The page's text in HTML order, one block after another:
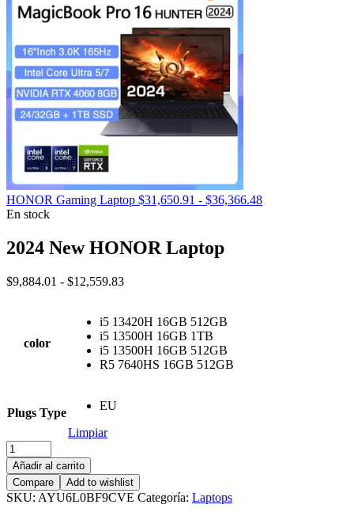
hasta
$9,105.41
HONOR Gaming Laptop $31,650.91 - $36,366.48Rango
En stock
2024 New HONOR Laptop
$9,884.01 - $12,559.83Rango
desde
$9,884.01
hasta
$12,559.83
color
i5 13420H 16GB 512GB
i5 13500H 16GB 1TB
i5 13500H 16GB 512GB
R5 7640HS 16GB 512GB
Plugs Type
EU
Limpiar
2024
New
HONOR
Laptop
cantidad
Añadir al carrito
Compare
Add to wishlist
SKU: AYU6L0BF9CVE Categoría: Laptops